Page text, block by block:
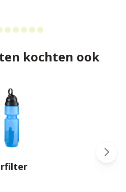
kochten ook